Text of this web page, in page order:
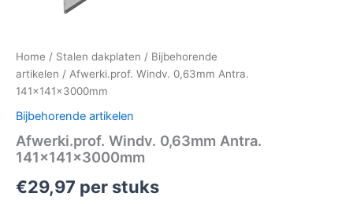
Home / Stalen dakplaten / Bijbehorende
artikelen / Afwerki.prof. Windv. 0,63mm Antra.
141x141x3000mm
Bijbehorende artikelen
Afwerki.prof. Windv. 0,63mm Antra.
141x141x3000mm
€29,97 per stuks